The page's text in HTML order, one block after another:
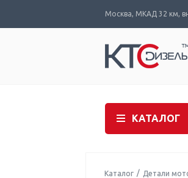
Москва, МКАД 32 км,
КАТАЛОГ
Каталог Детали